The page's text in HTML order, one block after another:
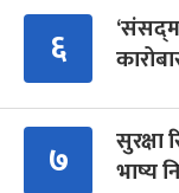
६
७
सुरक्षा
भाष्य